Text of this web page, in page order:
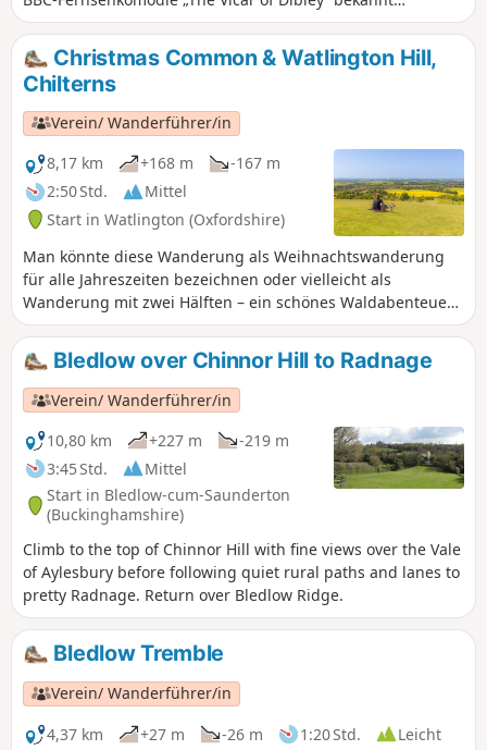
geworden. Es war auch in anderen Fernsehserien und
Filmen zu sehen, darunter „Midsomer Murders“,
„Goodnight Mr Tom“ und „Chitty Chitty Bang Bang“.
Christmas Common & Watlington Hill,
Chilterns
Verein/ Wanderführer/in
8,17 km
+168 m
-167 m
2:50 Std.
Mittel
Start in Watlington (Oxfordshire)
Man könnte diese Wanderung als Weihnachtswanderung
für alle Jahreszeiten bezeichnen oder vielleicht als
Wanderung mit zwei Hälften – ein schönes Waldabenteuer
oder ein atemberaubendes Abenteuer auf einem Hügel. Du
hast die Wahl.
Bledlow over Chinnor Hill to Radnage
Verein/ Wanderführer/in
10,80 km
+227 m
-219 m
3:45 Std.
Mittel
Start in Bledlow-cum-Saunderton
(Buckinghamshire)
Climb to the top of Chinnor Hill with fine views over the Vale
of Aylesbury before following quiet rural paths and lanes to
pretty Radnage. Return over Bledlow Ridge.
Bledlow Tremble
Verein/ Wanderführer/in
4,37 km
+27 m -26 m 1:20 Std.
Leicht